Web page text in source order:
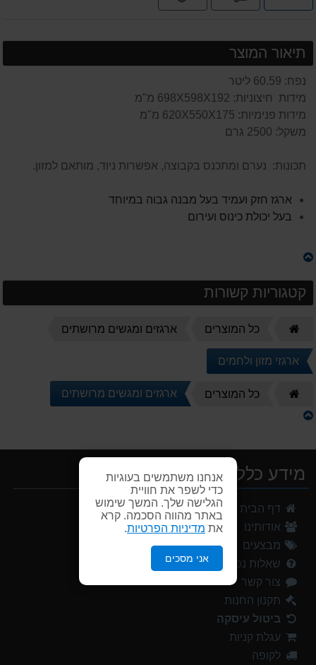
אנחנו משתמשים בעוגיות
כדי לשפר את חוויית
הגלישה שלך. המשך שימוש
באתר מהווה הסכמה. קרא
את מדיניות הפרטיות
אני מסכים
תשלומים
תיאור המוצר
נפח: 60.59 ליטר
מידות חיצוניות: 698X598X192 מ"מ
מידות פנימיות: 620X550X175 מ"מ
משקל: 2500 גרם
תכונות: נערם ומתכנס בקבוצה, אפשרות ניוד, מותאם למזון.
ארגז חזק ועמיד בעל מבנה גבוה במיוחד
בעל יכולת כינוס ועירום
קטגוריות קשורות
כל המוצרים ארגזים ומגשים מרושתים
ארגזי מזון ולחמים
כל המוצרים ארגזים ומגשים מרושתים
מידע כללי
דף הבית
אודותינו
מבצעים
שאלות נפוצות
צור קשר
תקנון החנות
ביטול עיסקה
עגלת קניות
לקופה